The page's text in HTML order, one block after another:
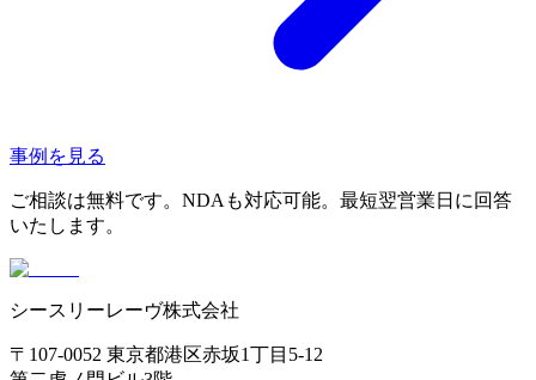
事例を見る
ご相談は無料です。NDAも対応可能。最短翌営業日に回答
いたします。
シースリーレーヴ株式会社
〒107-0052 東京都港区赤坂1丁目5-12